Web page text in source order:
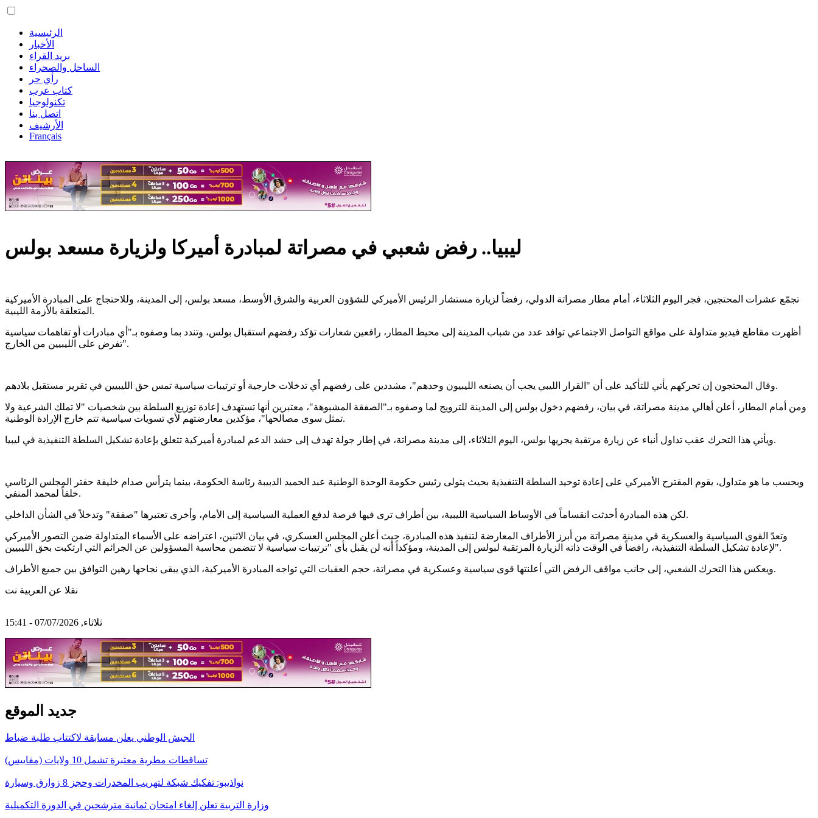
الرئيسية
الأخبار
بريد القراء
الساحل والصحراء
رأي حر
كتاب عرب
تكنولوجيا
اتصل بنا
الأرشيف
Français
ليبيا.. رفض شعبي في مصراتة لمبادرة أميركا ولزيارة مسعد بولس
تجمّع عشرات المحتجين، فجر اليوم الثلاثاء، أمام مطار مصراتة الدولي، رفضاً لزيارة مستشار الرئيس الأميركي للشؤون العربية والشرق الأوسط، مسعد بولس، إلى المدينة، وللاحتجاج على المبادرة الأميركية
المتعلقة بالأزمة الليبية.
أظهرت مقاطع فيديو متداولة على مواقع التواصل الاجتماعي توافد عدد من شباب المدينة إلى محيط المطار، رافعين شعارات تؤكد رفضهم استقبال بولس، وتندد بما وصفوه بـ"أي مبادرات أو تفاهمات سياسية
تفرض على الليبيين من الخارج".
وقال المحتجون إن تحركهم يأتي للتأكيد على أن "القرار الليبي يجب أن يصنعه الليبيون وحدهم"، مشددين على رفضهم أي تدخلات خارجية أو ترتيبات سياسية تمس حق الليبيين في تقرير مستقبل بلادهم.
ومن أمام المطار، أعلن أهالي مدينة مصراتة، في بيان، رفضهم دخول بولس إلى المدينة للترويج لما وصفوه بـ"الصفقة المشبوهة"، معتبرين أنها تستهدف إعادة توزيع السلطة بين شخصيات "لا تملك الشرعية ولا
تمثل سوى مصالحها"، مؤكدين معارضتهم لأي تسويات سياسية تتم خارج الإرادة الوطنية.
ويأتي هذا التحرك عقب تداول أنباء عن زيارة مرتقبة يجريها بولس، اليوم الثلاثاء، إلى مدينة مصراتة، في إطار جولة تهدف إلى حشد الدعم لمبادرة أميركية تتعلق بإعادة تشكيل السلطة التنفيذية في ليبيا.
وبحسب ما هو متداول، يقوم المقترح الأميركي على إعادة توحيد السلطة التنفيذية بحيث يتولى رئيس حكومة الوحدة الوطنية عبد الحميد الدبيبة رئاسة الحكومة، بينما يترأس صدام خليفة حفتر المجلس الرئاسي
خلفاً لمحمد المنفي.
لكن هذه المبادرة أحدثت انقساماً في الأوساط السياسية الليبية، بين أطراف ترى فيها فرصة لدفع العملية السياسية إلى الأمام، وأخرى تعتبرها "صفقة" وتدخلاً في الشأن الداخلي.
وتعدّ القوى السياسية والعسكرية في مدينة مصراتة من أبرز الأطراف المعارضة لتنفيذ هذه المبادرة، حيث أعلن المجلس العسكري، في بيان الاثنين، اعتراضه على الأسماء المتداولة ضمن التصور الأميركي
لإعادة تشكيل السلطة التنفيذية، رافضاً في الوقت ذاته الزيارة المرتقبة لبولس إلى المدينة، ومؤكداً أنه لن يقبل بأي "ترتيبات سياسية لا تتضمن محاسبة المسؤولين عن الجرائم التي ارتكبت بحق الليبيين".
ويعكس هذا التحرك الشعبي، إلى جانب مواقف الرفض التي أعلنتها قوى سياسية وعسكرية في مصراتة، حجم العقبات التي تواجه المبادرة الأميركية، الذي يبقى نجاحها رهين التوافق بين جميع الأطراف.
نقلا عن العربية نت
ثلاثاء, 07/07/2026 - 15:41
جديد الموقع
الجيش الوطني يعلن مسابقة لاكتتاب طلبة ضباط
تساقطات مطرية معتبرة تشمل 10 ولايات (مقاييس)
نواذيبو: تفكيك شبكة لتهريب المخدرات وحجز 8 زوارق وسيارة
وزارة التربية تعلن إلغاء امتحان ثمانية مترشحين في الدورة التكميلية